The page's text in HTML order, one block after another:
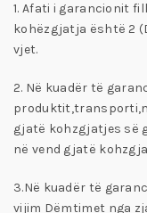
1. Afati i garancionit
kohëzgjatja është 2
vjet.
2. Në kuadër të
gjatë kohzgjatjes së
në vend gjatë
3.Në kuadër të
vijim Dëmtimet nga